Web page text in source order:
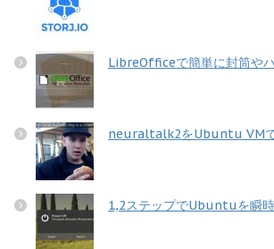
LibreOfficeで簡単に封筒や
neuraltalk2をUbuntu VMで
1,2ステップでUbuntuを瞬